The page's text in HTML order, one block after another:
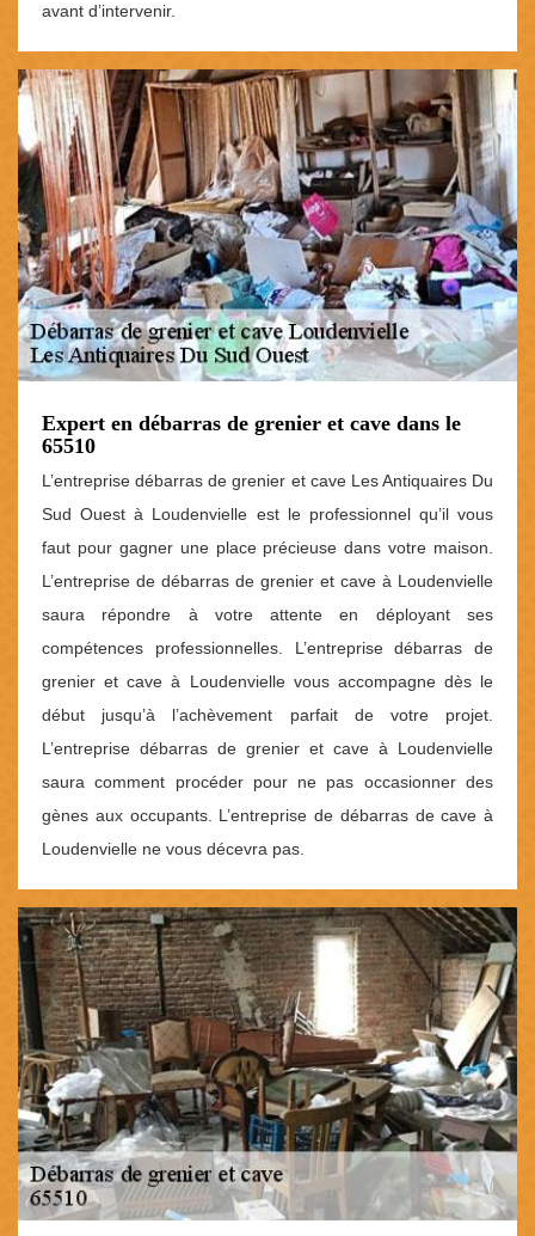
avant d’intervenir.
Expert en débarras de grenier et cave dans le
65510
L’entreprise débarras de grenier et cave Les Antiquaires Du
Sud Ouest à Loudenvielle est le professionnel qu’il vous
faut pour gagner une place précieuse dans votre maison.
L’entreprise de débarras de grenier et cave à Loudenvielle
saura répondre à votre attente en déployant ses
compétences professionnelles. L’entreprise débarras de
grenier et cave à Loudenvielle vous accompagne dès le
début jusqu’à l’achèvement parfait de votre projet.
L’entreprise débarras de grenier et cave à Loudenvielle
saura comment procéder pour ne pas occasionner des
gènes aux occupants. L’entreprise de débarras de cave à
Loudenvielle ne vous décevra pas.